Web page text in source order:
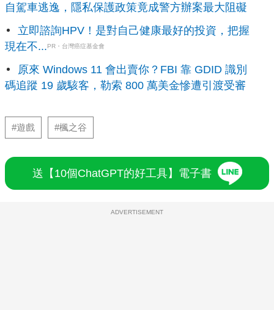
自駕車逃逸，隱私保護政策竟成警方辦案最大阻礙
立即諮詢HPV！是對自己健康最好的投資，把握
現在不...PR・台灣癌症基金會
原來 Windows 11 會出賣你？FBI 靠 GDID 識別
碼追蹤 19 歲駭客，勒索 800 萬美金慘遭引渡受審
#遊戲 #楓之谷
送【10個ChatGPT的好工具】電子書
ADVERTISEMENT